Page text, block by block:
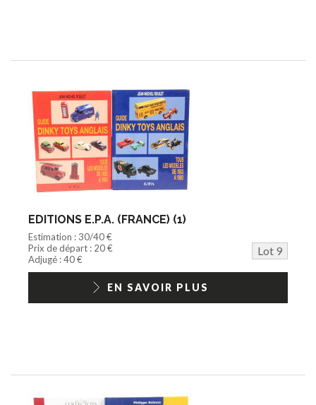
EDITIONS E.P.A. (FRANCE) (1)
Estimation : 30/40 €
Prix de départ : 20 €
Lot 9
Adjugé : 40 €
EN SAVOIR PLUS